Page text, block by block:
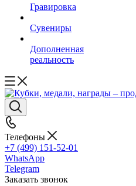
Гравировка
Сувениры
Дополненная
реальность
Телефоны
+7 (499) 151-52-01
WhatsApp
Telegram
Заказать звонок